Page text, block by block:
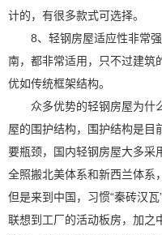
计的，有很多款式可选择。
8、轻钢房屋适应性非常
南，都非常适用，只不过建筑
优如传统框架结构。
众多优势的轻钢房屋为什
屋的围护结构，围护结构是目
要瓶颈，国内轻钢房屋大多采
全照搬北美体系和新西兰体系
但是来到中国，习惯“秦砖汉
联想到工厂的活动板房，加之